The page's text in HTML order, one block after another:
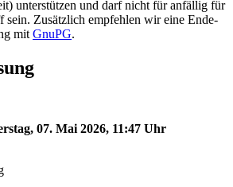
unterstützen und darf nicht für anfällig für
sein. Zusätzlich empfehlen wir eine Ende-
mit GnuPG.
07. Mai 2026, 11:47 Uhr